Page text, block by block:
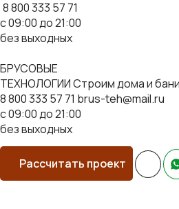
8 800 333 57 71
с 09:00 до 21:00
без выходных
БРУСОВЫЕ
ТЕХНОЛОГИИСтроим дома и бани
8 800 333 57 71 brus-teh@mail.ru
с 09:00 до 21:00
без выходных
Рассчитать проект